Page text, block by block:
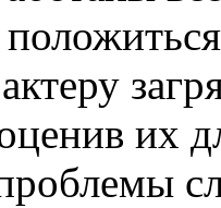
их